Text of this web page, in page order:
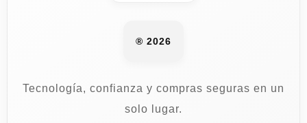
® 2026
Tecnología, confianza y compras seguras en un
solo lugar.